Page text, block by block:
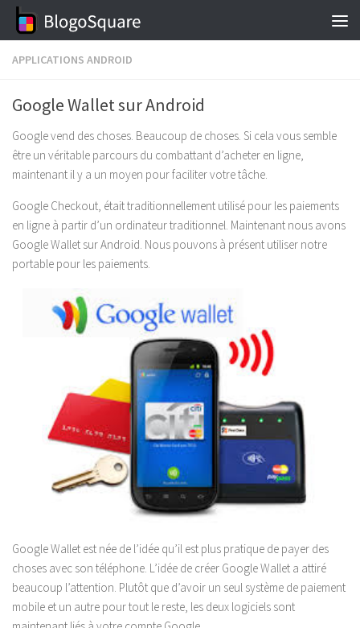
Skip to content
APPLICATIONS ANDROID
Google Wallet sur Android
Google vend des choses. Beaucoup de choses. Si cela vous semble
être un véritable parcours du combattant d’acheter en ligne,
maintenant il y a un moyen pour faciliter votre tâche.
Google Checkout, était traditionnellement utilisé pour les paiements
en ligne à partir d’un ordinateur traditionnel. Maintenant nous avons
Google Wallet sur Android. Nous pouvons à présent utiliser notre
portable pour les paiements.
Google Wallet est née de l’idée qu’il est plus pratique de payer des
choses avec son téléphone. L’idée de créer Google Wallet a attiré
beaucoup l’attention. Plutôt que d’avoir un seul système de paiement
mobile et un autre pour tout le reste, les deux logiciels sont